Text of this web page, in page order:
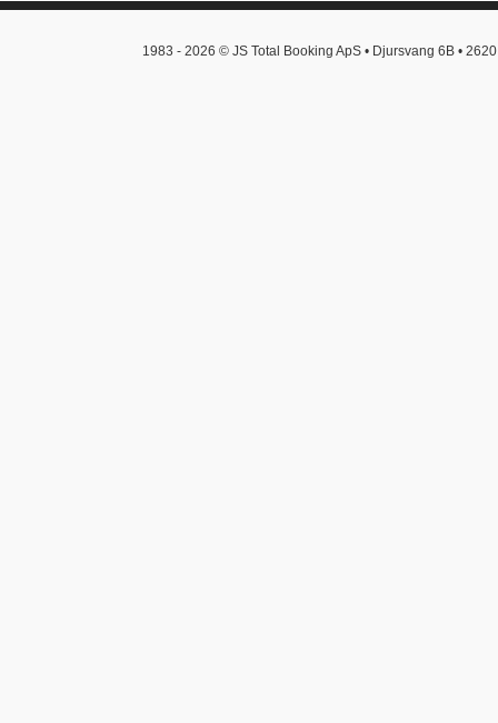
1983 - 2026 © JS Total Booking ApS • Djursvang 6B •